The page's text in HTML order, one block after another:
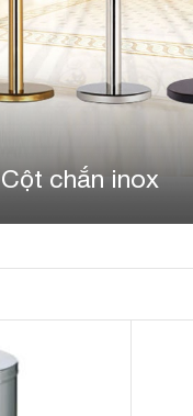
Cột chắn inox